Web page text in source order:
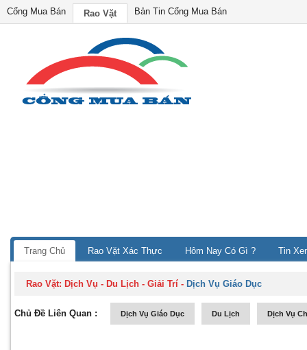
Cổng Mua Bán Rao Vặt Bản Tin Cổng Mua Bán
Trang Chủ Rao Vặt Xác Thực Hôm Nay Có Gì ? Tin
Rao Vặt: Dịch Vụ - Du Lịch - Giải Trí - Dịch Vụ Giáo Dục
Chủ Đề Liên Quan : Dịch Vụ Giáo Dục Du Lịch Dịch Vụ